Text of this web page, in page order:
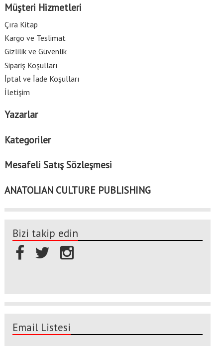
Müşteri Hizmetleri
Çıra Kitap
Kargo ve Teslimat
Gizlilik ve Güvenlik
Sipariş Koşulları
İptal ve İade Koşulları
İletişim
Yazarlar
Kategoriler
Mesafeli Satış Sözleşmesi
ANATOLIAN CULTURE PUBLISHING
Bizi takip edin
Email Listesi